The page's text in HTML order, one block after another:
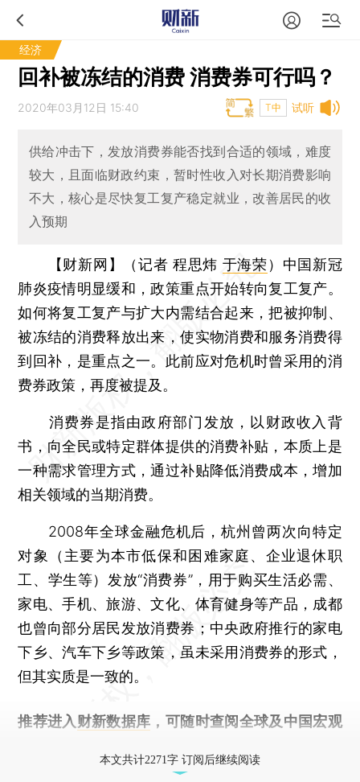
经济
回补被冻结的消费 消费券可行吗？
试听
2020年03月12日 15:40 T中
供给冲击下，发放消费券能否找到合适的领域，难度
较大，且面临财政约束，暂时性收入对长期消费影响
不大，核心是尽快复工复产稳定就业，改善居民的收
入预期
【财新网】（记者 程思炜 于海荣） 中国新冠
肺炎疫情明显缓和，政策重点开始转向复工复产。
如何将复工复产与扩大内需结合起来，把被抑制、
被冻结的消费释放出来，使实物消费和服务消费得
到回补，是重点之一。此前应对危机时曾采用的消
费券政策，再度被提及。
消费券是指由政府部门发放，以财政收入背
书，向全民或特定群体提供的消费补贴，本质上是
一种需求管理方式，通过补贴降低消费成本，增加
相关领域的当期消费。
2008年全球金融危机后，杭州曾两次向特定
对象（主要为本市低保和困难家庭、企业退休职
工、学生等）发放“消费券”，用于购买生活必需、
家电、手机、旅游、文化、体育健身等产品，成都
也曾向部分居民发放消费券；中央政府推行的家电
下乡、汽车下乡等政策，虽未采用消费券的形式，
但其实质是一致的。
推荐进入 财新数据库 ，可随时查阅全球及中国宏观
本文共计2271字 订阅后继续阅读